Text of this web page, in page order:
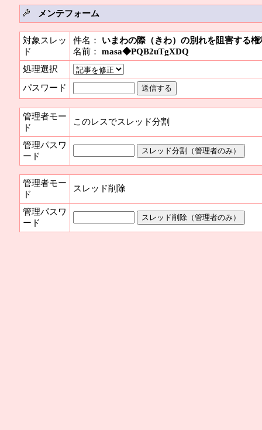
メンテフォーム
対象スレッ
ド
件名： いまわの際（きわ）の別れを阻害する
名前： masa◆PQB2uTgXDQ
処理選択
パスワード
管理者モー
ド
このレスでスレッド分割
管理パスワ
ード
管理者モー
ド
スレッド削除
管理パスワ
ード